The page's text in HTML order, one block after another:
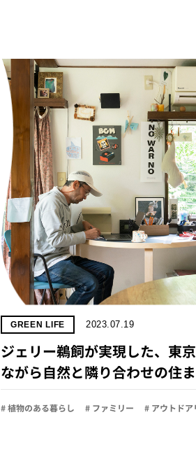
GREEN LIFE 2023.07.19
ジェリー鵜飼が実現した、東
ながら自然と隣り合わせの住ま
# 植物のある暮らし # ファミリー # アウトドア